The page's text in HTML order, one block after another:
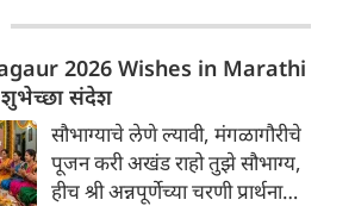
2026 Wishes in Marathi
शुभेच्छा संदेश
सौभाग्याचे लेणे ल्यावी, मंगळागौरीचे
पूजन करी अखंड राहो तुझे सौभाग्य,
हीच श्री अन्नपूर्णेच्या चरणी प्रार्थना